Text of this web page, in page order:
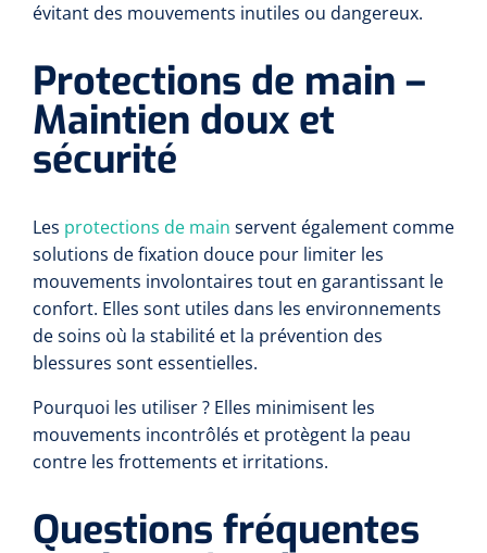
évitant des mouvements inutiles ou dangereux.
Protections de main –
Maintien doux et
sécurité
Les protections de main servent également comme
solutions de fixation douce pour limiter les
mouvements involontaires tout en garantissant le
confort. Elles sont utiles dans les environnements
de soins où la stabilité et la prévention des
blessures sont essentielles.
Pourquoi les utiliser ? Elles minimisent les
mouvements incontrôlés et protègent la peau
contre les frottements et irritations.
Questions fréquentes